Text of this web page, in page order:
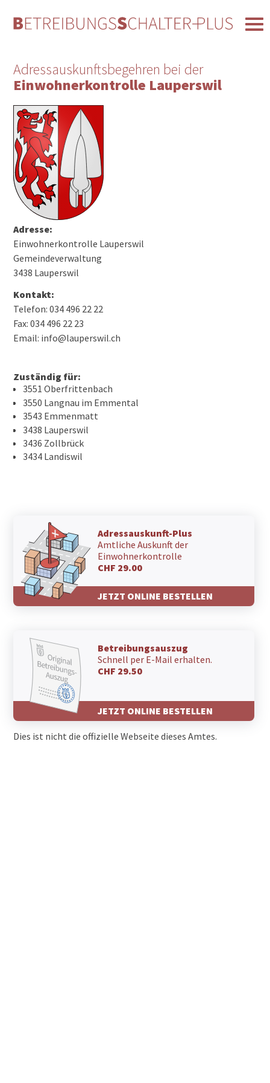
Adressauskunftsbegehren bei der
Einwohnerkontrolle Lauperswil
Adresse:
Einwohnerkontrolle Lauperswil
Gemeindeverwaltung
3438 Lauperswil
Kontakt:
Telefon: 034 496 22 22
Fax: 034 496 22 23
Email: info@lauperswil.ch
Zuständig für:
3551 Oberfrittenbach
3550 Langnau im Emmental
3543 Emmenmatt
3438 Lauperswil
3436 Zollbrück
3434 Landiswil
Adressauskunft-Plus
Amtliche Auskunft der
Einwohnerkontrolle
CHF 29.00
JETZT ONLINE BESTELLEN
Betreibungsauszug
Schnell per E-Mail erhalten.
CHF 29.50
JETZT ONLINE BESTELLEN
Dies ist nicht die offizielle Webseite dieses Amtes.